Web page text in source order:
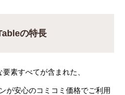
の特長
素すべてが含まれた、
が安心のコミコミ価格でご利用